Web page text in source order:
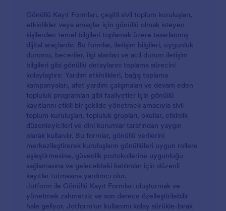
Gönüllü Kayıt Formları, çeşitli sivil toplum kuruluşları,
etkinlikler veya amaçlar için gönüllü olmak isteyen
kişilerden temel bilgileri toplamak üzere tasarlanmış
dijital araçlardır. Bu formlar, iletişim bilgileri, uygunluk
durumu, beceriler, ilgi alanları ve acil durum iletişim
bilgileri gibi gönüllü detaylarını toplama sürecini
kolaylaştırır. Yardım etkinlikleri, bağış toplama
kampanyaları, afet yardım çalışmaları ve devam eden
topluluk programları gibi faaliyetler için gönüllü
kayıtlarını etkili bir şekilde yönetmek amacıyla sivil
toplum kuruluşları, topluluk grupları, okullar, etkinlik
düzenleyicileri ve dini kurumlar tarafından yaygın
olarak kullanılır. Bu formlar, gönüllü verilerini
merkezileştirerek kuruluşların gönüllüleri uygun rollere
eşleştirmesine, güvenlik protokollerine uygunluğu
sağlamasına ve gelecekteki katılımlar için düzenli
kayıtlar tutmasına yardımcı olur.
Jotform ile Gönüllü Kayıt Formları oluşturmak ve
yönetmek zahmetsiz ve son derece özelleştirilebilir
hale geliyor. Jotform'un kullanımı kolay sürükle-bırak